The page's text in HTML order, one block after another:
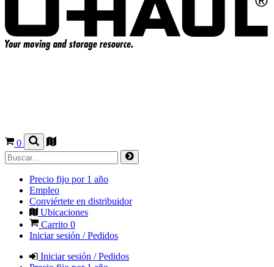
0
Precio fijo por 1 año
Empleo
Conviértete en distribuidor
Ubicaciones
Carrito 0
Iniciar sesión / Pedidos
Iniciar sesión / Pedidos